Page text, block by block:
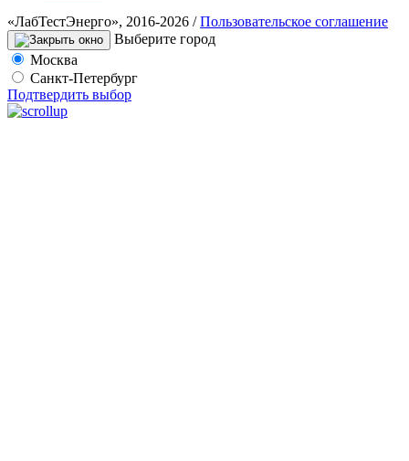
«ЛабТестЭнерго», 2016-2026 /Пользовательское соглашение
Выберите город
Москва
Санкт-Петербург
Подтвердить выбор